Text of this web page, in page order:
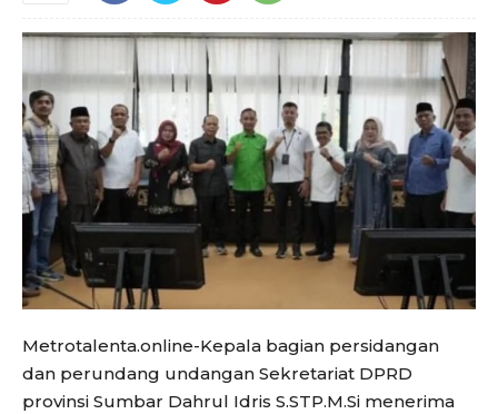
Metrotalenta.online-Kepala bagian persidangan
dan perundang undangan Sekretariat DPRD
provinsi Sumbar Dahrul Idris S.STP.M.Si menerima